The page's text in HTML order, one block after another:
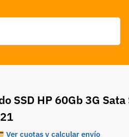
SSD HP 60Gb 3G Sata
Ver cuotas y calcular envío